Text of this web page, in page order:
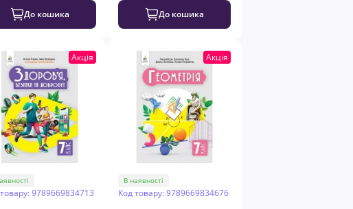
До кошика До кошика
Акція
9789669834713
Акція
В наявності
Код товару: 9789669834676